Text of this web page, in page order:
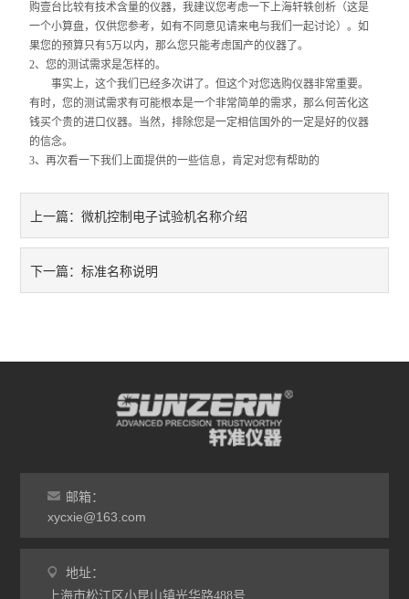
材料试验机
压力试验机
扭转试验机
冲击试验机
振动试验机
耐磨试验机
弯折试验机
电子产品类仪器
橡塑胶类仪器
购壹台比较有技术含量的仪器，我建议您考虑一下上海轩轶创析（这是
一个小算盘，仅供您参考，如有不同意见请来电与我们一起讨论）。如
果您的预算只有5万以内，那么您只能考虑国产的仪器了。
2、您的测试需求是怎样的。
事实上，这个我们已经多次讲了。但这个对您选购仪器非常重要。
有时，您的测试需求有可能根本是一个非常简单的需求，那么何苦化这
钱买个贵的进口仪器。当然，排除您是一定相信国外的一定是好的仪器
的信念。
3、再次看一下我们上面提供的一些信息，肯定对您有帮助的
上一篇：微机控制电子试验机名称介绍
下一篇：标准名称说明
邮箱：
xycxie@163.com
地址：
上海市松江区小昆山镇光华路488号